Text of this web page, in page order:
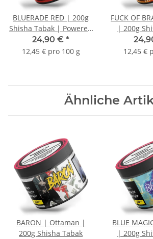
BLUERADE RED | 200g
Shisha Tabak | Powered
by Ottaman
24,90 € *
12,45 € pro 100 g
FUCK OF
| 200g
12,45 €
Ähnliche
BARON | Ottaman |
200g Shisha Tabak
BLUE
| 200g